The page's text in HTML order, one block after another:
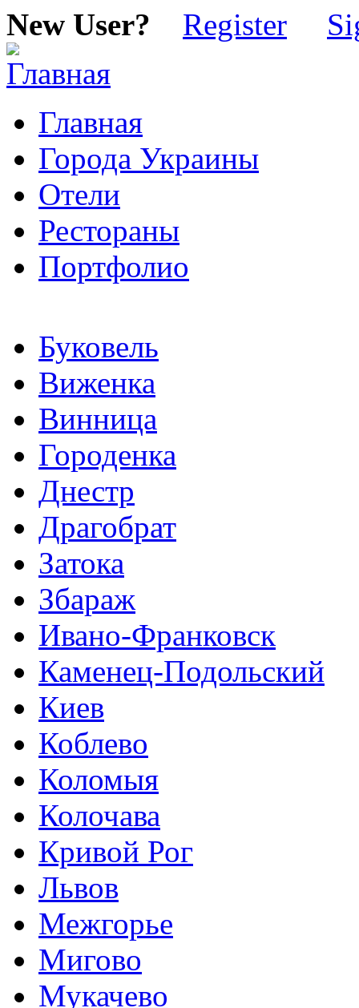
New User? Register
Главная
Города Украины
Отели
Рестораны
Портфолио
Буковель
Виженка
Винница
Городенка
Днестр
Драгобрат
Затока
Збараж
Ивано-Франковск
Каменец-Подольский
Киев
Коблево
Коломыя
Колочава
Кривой Рог
Львов
Межгорье
Мигово
Мукачево